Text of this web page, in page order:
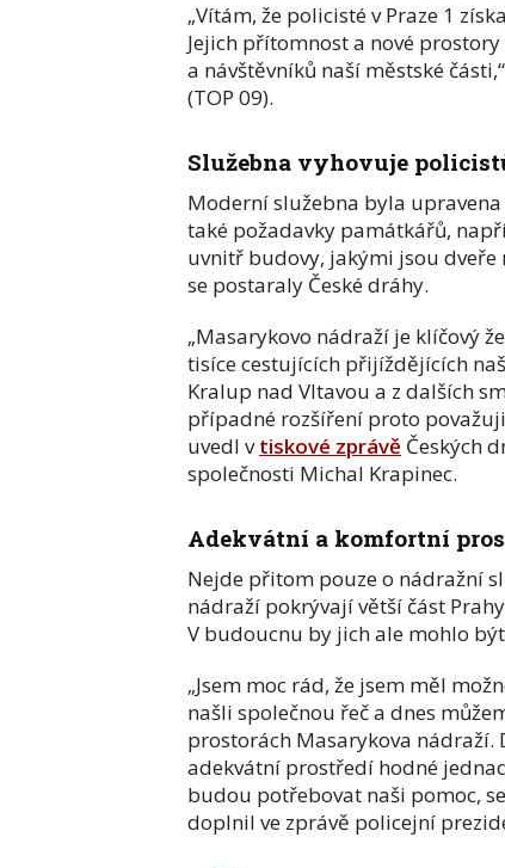
„Vítám, že policisté v Praze 1
Jejich přítomnost a nové
a návštěvníků naší městské
(TOP 09).
Služebna vyhovuje
Moderní služebna byla
také požadavky památkářů,
uvnitř budovy, jakými jsou dveře
se postaraly České dráhy.
„Masarykovo nádraží je klíčový
tisíce cestujících přijíždějících
Kralup nad Vltavou a z dalších
případné rozšíření proto
uvedl vtiskové zprávě Českých
společnosti Michal Krapinec.
Adekvátní a komfortní
Nejde přitom pouze o nádražní
nádraží pokrývají větší část
V budoucnu by jich ale mohlo
„Jsem moc rád, že jsem měl
našli společnou řeč a dnes
prostorách Masarykova
adekvátní prostředí hodné
budou potřebovat naši pomoc,
doplnil ve zprávě policejní